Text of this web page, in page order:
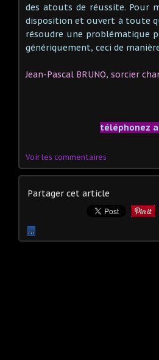
des atouts de réussite. Pour
disposition et ouvert à toute
résoudre une problématique
génériquement, ceci de
Jean-Pascal BRUNO, sorcier
téléphonez
Voir les commentaires
Partager cet article
…